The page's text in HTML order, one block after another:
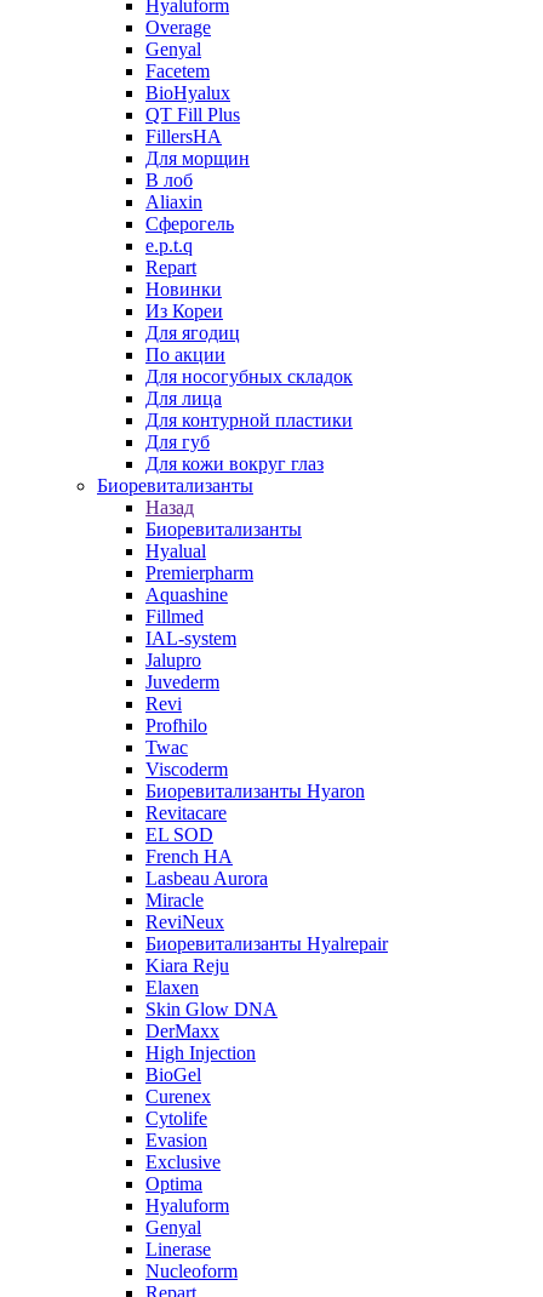
Hyaluform
Overage
Genyal
Facetem
BioHyalux
QT Fill Plus
FillersHA
Для морщин
В лоб
Aliaxin
Сферогель
e.p.t.q
Repart
Новинки
Из Кореи
Для ягодиц
По акции
Для носогубных складок
Для лица
Для контурной пластики
Для губ
Для кожи вокруг глаз
Биоревитализанты
Назад
Биоревитализанты
Hyalual
Premierpharm
Aquashine
Fillmed
IAL-system
Jalupro
Juvederm
Revi
Profhilo
Twac
Viscoderm
Биоревитализанты Hyaron
Revitacare
EL SOD
French HA
Lasbeau Aurora
Miracle
ReviNeux
Биоревитализанты Hyalrepair
Kiara Reju
Elaxen
Skin Glow DNA
DerMaxx
High Injection
BioGel
Curenex
Cytolife
Evasion
Exclusive
Optima
Hyaluform
Genyal
Linerase
Nucleoform
Repart